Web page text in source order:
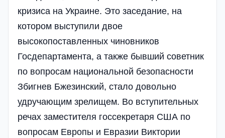
кризиса на Украине. Это заседание, на
котором выступили двое
высокопоставленных чиновников
Госдепартамента, а также бывший советник
по вопросам национальной безопасности
Збигнев Бжезинский, стало довольно
удручающим зрелищем. Во вступительных
речах заместителя госсекретаря США по
вопросам Европы и Евразии Виктории